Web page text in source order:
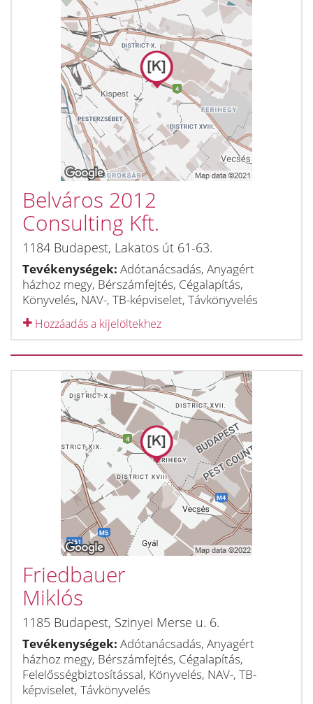
Belváros 2012
Consulting Kft.
1184 Budapest, Lakatos út 61-63.
Tevékenységek: Adótanácsadás, Anyagért
házhoz megy, Bérszámfejtés, Cégalapítás,
Könyvelés, NAV-, TB-képviselet, Távkönyvelés
Hozzáadás a kijelöltekhez
Friedbauer
Miklós
1185 Budapest, Szinyei Merse u. 6.
Tevékenységek: Adótanácsadás, Anyagért
házhoz megy, Bérszámfejtés, Cégalapítás,
Felelősségbiztosítással, Könyvelés, NAV-, TB-
képviselet, Távkönyvelés